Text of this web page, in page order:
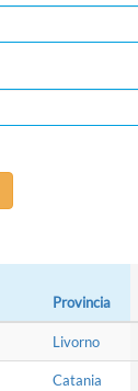
Provincia
Livorno
Catania